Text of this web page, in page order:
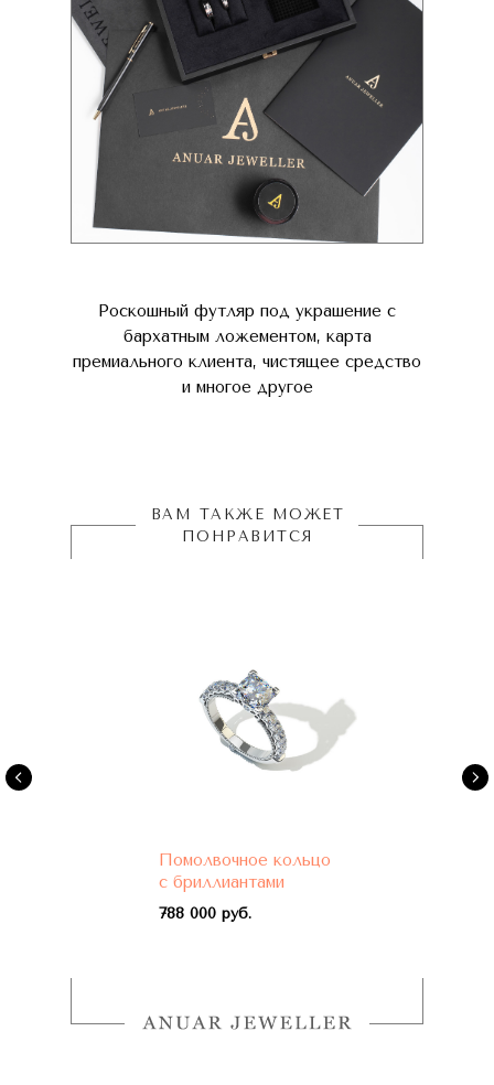
Роскошный футляр под украшение с
бархатным ложементом, карта
премиального клиента, чистящее средство
и многое другое
ВАМ ТАКЖЕ МОЖЕТ
ПОНРАВИТСЯ
Помолвочное кольцо
с бриллиантами
788 000 руб.